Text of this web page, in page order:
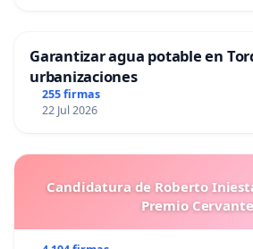
Garantizar agua potable en
urbanizaciones
255 firmas
22 Jul 2026
Candidatura de Roberto
Premio